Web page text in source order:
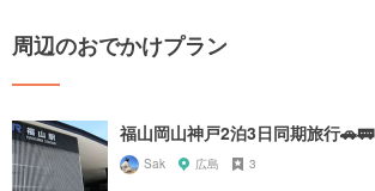
周辺のおでかけプラン
福山岡山神戸2泊3日同期旅行🚗🚃
Sak 広島 3